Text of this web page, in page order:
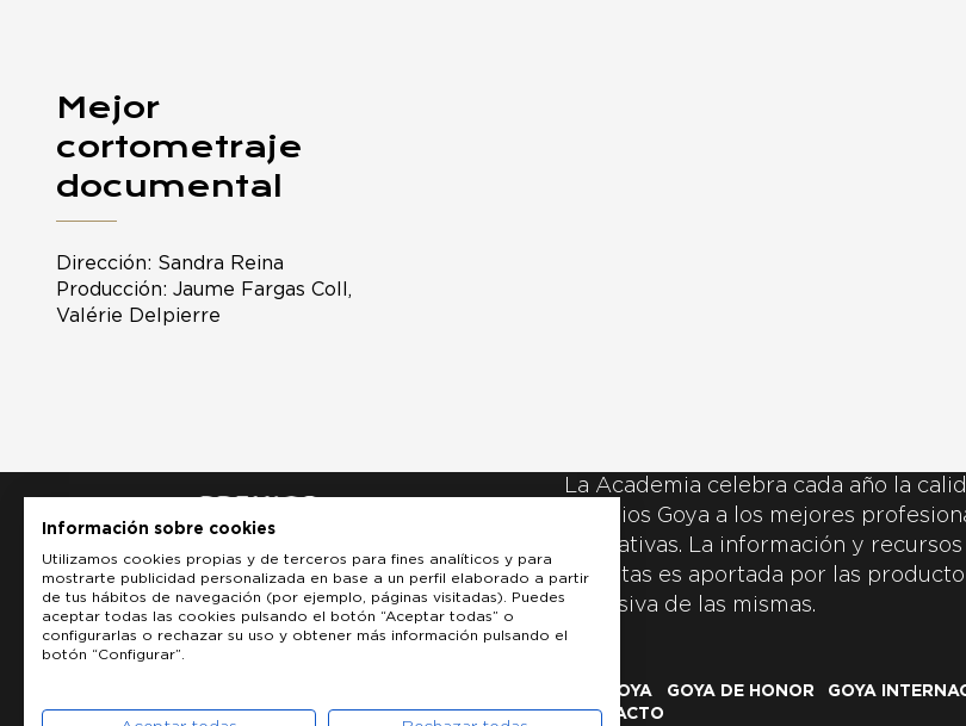
Mejor
cortometraje
documental
Dirección: Sandra Reina
Producción: Jaume Fargas Coll,
Valérie Delpierre
La Academia celebra cada año la
Premios Goya a los mejores
y creativas. La información y
inscritas es aportada por las
exclusiva de las mismas.
LOS GOYA GOYA DE HONOR GOYA
CONTACTO
Información sobre cookies
Utilizamos cookies propias y de terceros para fines analíticos y para
mostrarte publicidad personalizada en base a un perfil elaborado a partir
de tus hábitos de navegación (por ejemplo, páginas visitadas). Puedes
aceptar todas las cookies pulsando el botón “Aceptar todas” o
configurarlas o rechazar su uso y obtener más información pulsando el
botón “Configurar”.